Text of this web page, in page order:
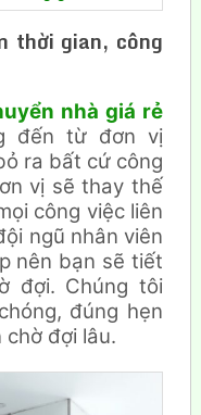
thời gian, công
nhà giá rẻ
đến từ đơn vị
ra bất cứ công
vị sẽ thay thế
công việc liên
ngũ nhân viên
nên bạn sẽ tiết
đợi. Chúng tôi
đúng hẹn
đợi lâu.